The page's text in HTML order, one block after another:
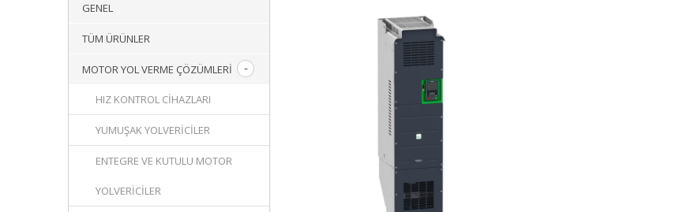
GENEL
TÜM ÜRÜNLER
MOTOR YOL VERME ÇÖZÜMLERI
HIZ KONTROL CIHAZLARI
YUMUŞAK YOLVERICILER
ENTEGRE VE KUTULU MOTOR
YOLVERICILER